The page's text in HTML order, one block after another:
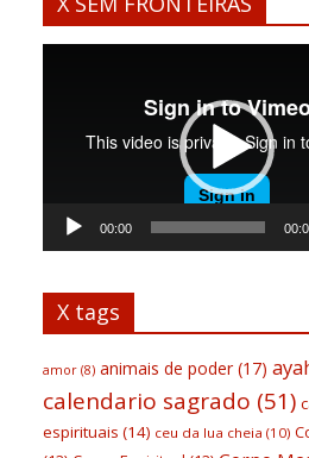
00:00
X tags
amor (8) animais de poder(17)
calendario sagrado (51)
espirituais (14) ceu da lua cheia (10)